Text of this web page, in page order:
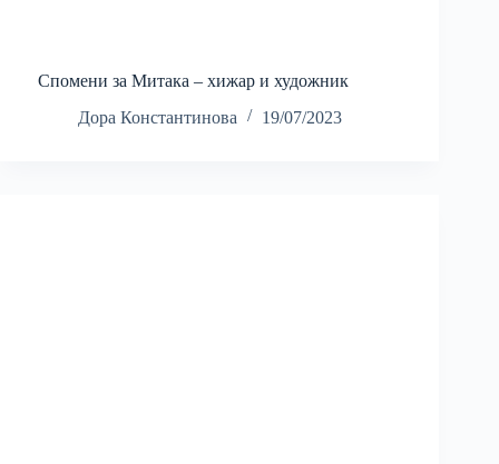
Спомени за Митака – хижар и художник
Дора Константинова
19/07/2023